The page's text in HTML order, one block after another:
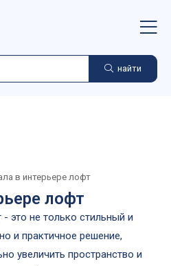
найти
в интерьере лофт
лофт
это не только стильный и
и практичное решение,
увеличить пространство и